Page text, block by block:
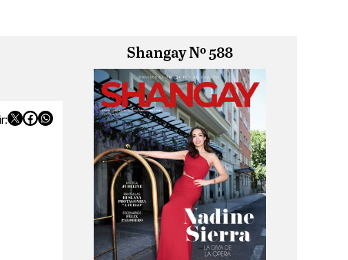
Shangay Nº 588